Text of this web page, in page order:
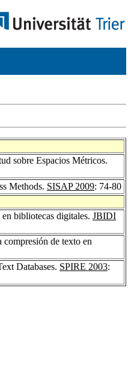
sobre Espacios Métricos.
Methods. SISAP 2009: 74-80
bibliotecas digitales. JBIDI
de texto en
Databases. SPIRE 2003: